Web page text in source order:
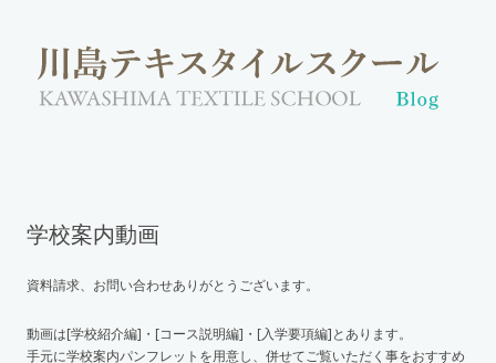
学校案内動画
資料請求、お問い合わせありがとうございます。
動画は[学校紹介編]・[コース説明編]・[入学要項編]とあります。
手元に学校案内パンフレットを用意し、併せてご覧いただく事をおすすめ